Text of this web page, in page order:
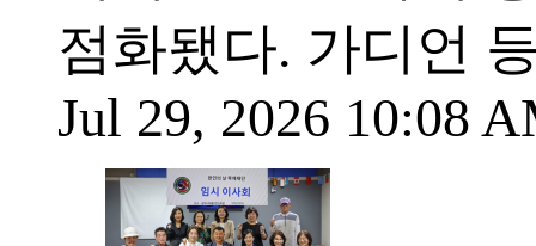
점화됐다. 가디언
Jul 29, 2026 10:08